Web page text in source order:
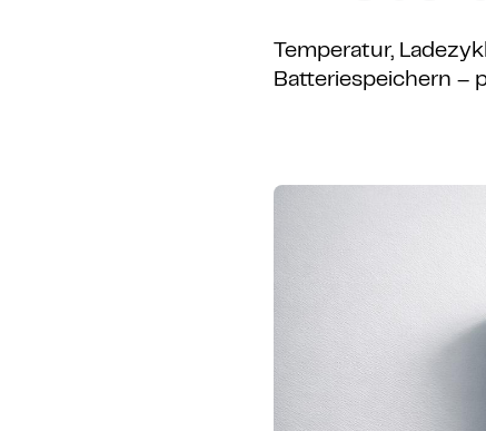
Temperatur,
Batteriespeichern –